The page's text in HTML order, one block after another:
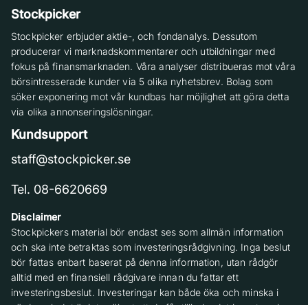
Stockpicker
Stockpicker erbjuder aktie-, och fondanalys. Dessutom
producerar vi marknadskommentarer och utbildningar med
fokus på finansmarknaden. Våra analyser distribueras mot våra
börsintresserade kunder via 5 olika nyhetsbrev. Bolag som
söker exponering mot vår kundbas har möjlighet att göra detta
via olika annonseringslösningar.
Kundsupport
staff@stockpicker.se
Tel. 08-6620669
Disclaimer
Stockpickers material bör endast ses som allmän information
och ska inte betraktas som investeringsrådgivning. Inga beslut
bör fattas enbart baserat på denna information, utan rådgör
alltid med en finansiell rådgivare innan du fattar ett
investeringsbeslut. Investeringar kan både öka och minska i